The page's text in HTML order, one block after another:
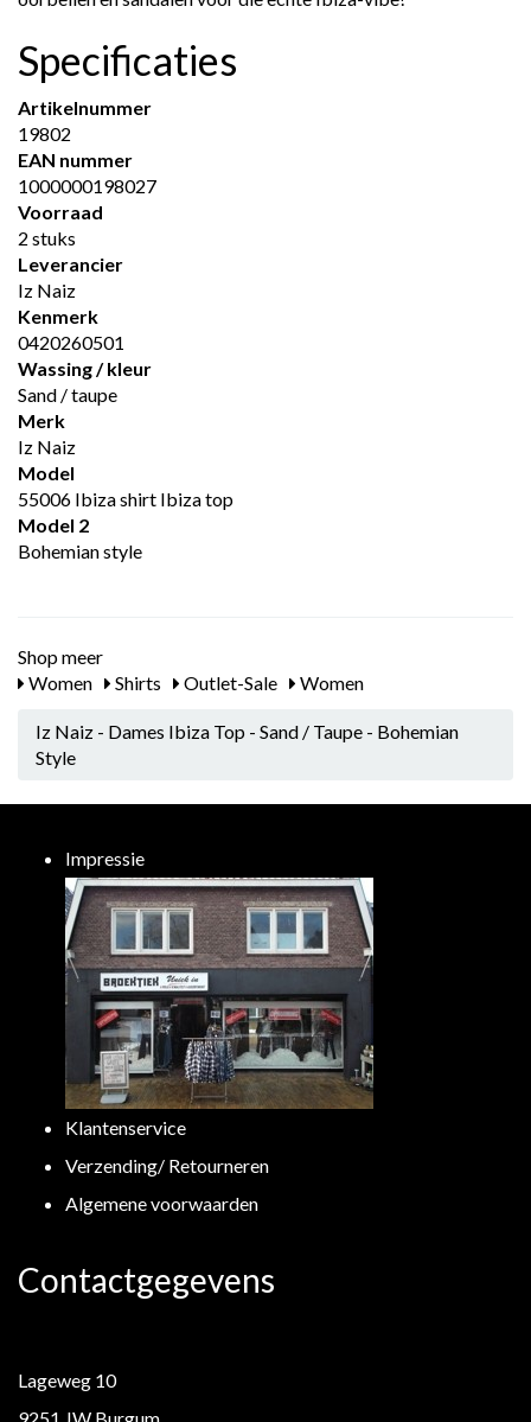
Specificaties
Artikelnummer
19802
EAN nummer
1000000198027
Voorraad
2 stuks
Leverancier
Iz Naiz
Kenmerk
0420260501
Wassing / kleur
Sand / taupe
Merk
Iz Naiz
Model
55006 Ibiza shirt Ibiza top
Model 2
Bohemian style
Shop meer
Women
Shirts Outlet-Sale Women
Iz Naiz - Dames Ibiza Top - Sand / Taupe - Bohemian
Style
Impressie
Klantenservice
Verzending/ Retourneren
Algemene voorwaarden
Contactgegevens
Lageweg 10